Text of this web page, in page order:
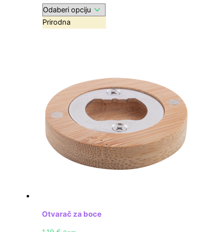
Prirodna
Otvarač za boce